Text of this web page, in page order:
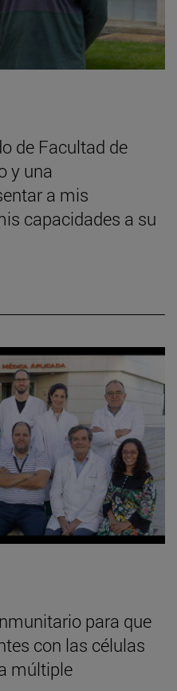
de Facultad de
y una
a mis
capacidades a su
para que
con las células
múltiple